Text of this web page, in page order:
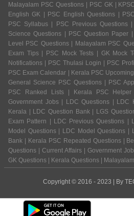
Malayalam PSC Questions | PSC GK |
English GK | PSC English Questions |
PSC Syllabus | PSC Previous Questions
Science Questions | PSC Question Paper
Level PSC Questions | Malayalam PSC
Exam Tips | PSC Mock Tests | GK Mock
Notifications | PSC Thulasi Login | PSC
PSC Exam Calendar | Kerala PSC
General Science PSC Questions | PSC
PSC Ranked Lists | Kerala PSC
Government Jobs | LDC Questions | LDC
Kerala | LDC Question Bank | LGS
Exam Pattern | LDC Previous Questions |
Model Questions | LDC Model Questions |
Bank | Kerala PSC Repeated Questions |
Questions | Current Affairs | Government
GK Questions | Kerala Questions |
Copyright © 2016 - 2023 | By